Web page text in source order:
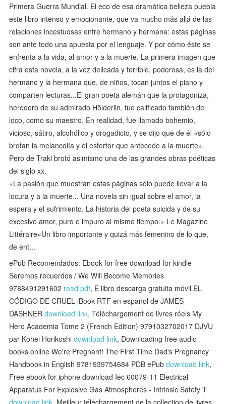
Primera Guerra Mundial. El eco de esa dramática belleza puebla
este libro intenso y emocionante, que va mucho más allá de las
relaciones incestuosas entre hermano y hermana: estas páginas
son ante todo una apuesta por el lenguaje. Y por cómo éste se
enfrenta a la vida, al amor y a la muerte. La primera imagen que
cifra esta novela, a la vez delicada y terrible, poderosa, es la del
hermano y la hermana que, de niños, tocan juntos el piano y
comparten lecturas...El gran poeta alemán que la protagoniza,
heredero de su admirado Hölderlin, fue calificado también de
loco, como su maestro. En realidad, fue llamado bohemio,
vicioso, sátiro, alcohólico y drogadicto, y se dijo que de él «sólo
brotan la melancolía y el estertor que antecede a la muerte».
Pero de Trakl brotó asimismo una de las grandes obras poéticas
del siglo xx.
«La pasión que muestran estas páginas sólo puede llevar a la
locura y a la muerte... Una novela sin igual sobre el amor, la
espera y el sufrimiento. La historia del poeta suicida y de su
excesivo amor, puro e impuro al mismo tiempo.» Le Magazine
Littéraire«Un libro importante y quizá más femenino de lo que,
de ent...
ePub Recomendados: Ebook for free download for kindle
Seremos recuerdos / We Will Become Memories
9788491291602 read pdf, E libro descarga gratuita móvil EL
CÓDIGO DE CRUEL iBook RTF en español de JAMES
DASHNERdownload link, Téléchargement de livres réels My
Hero Academia Tome 2 (French Edition) 9791032702017 DJVU
par Kohei Horikoshidownload link, Downloading free audio
books online We're Pregnant! The First Time Dad's Pregnancy
Handbook in English 9781939754684 PDB ePubdownload link,
Free ebook for iphone download Iec 60079-11 Electrical
Apparatus For Explosive Gas Atmospheres - Intrinsic Safety 'i'
download link , Meilleur téléchargement de la collection de livres